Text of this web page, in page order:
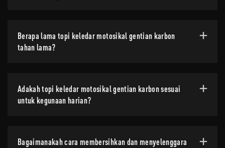
Berapa lama topi keledar motosikal gentian karbon
tahan lama?
Adakah topi keledar motosikal gentian karbon sesuai
untuk kegunaan harian?
Bagaimanakah cara membersihkan dan menyelenggara